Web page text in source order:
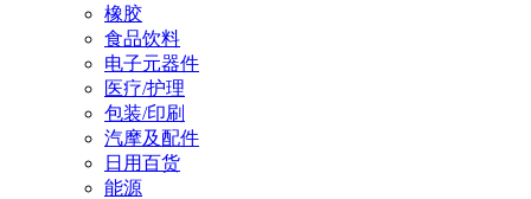
橡胶
食品饮料
电子元器件
医疗/护理
包装/印刷
汽摩及配件
日用百货
能源